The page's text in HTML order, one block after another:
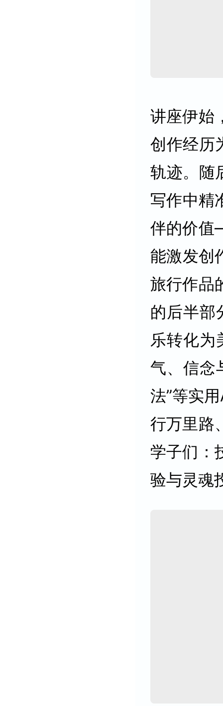
讲座伊始
创作经历
轨迹。随
写作中精
伴的价值
能激发创
旅行作品
的后半部
乐转化为
气、信念
法”等实
行万里路
学子们：
验与灵魂